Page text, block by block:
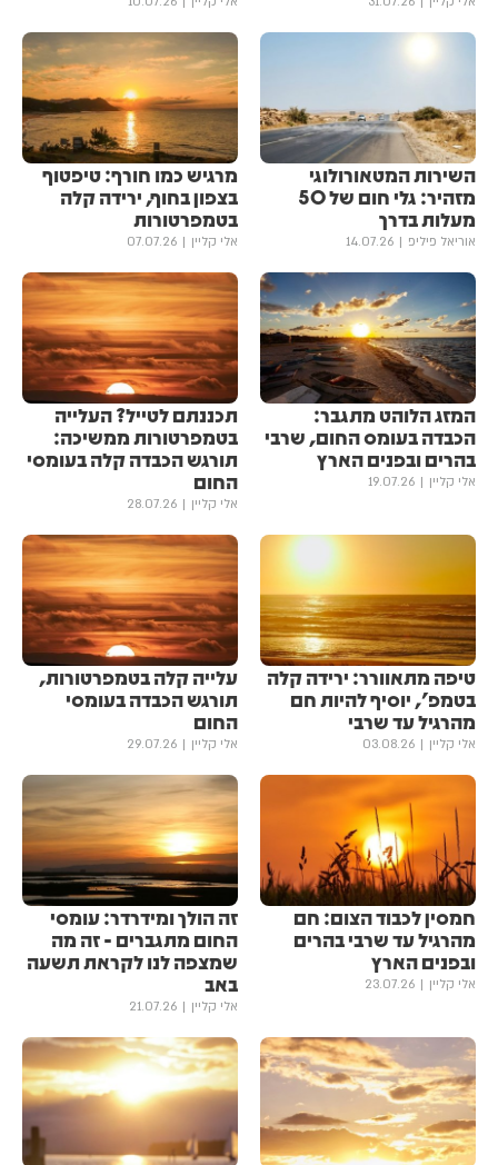
השירות המטאורולוגי
מזהיר: גלי חום של 50
מעלות בדרך
אוריאל פיליפ 14.07.26
מרגיש כמו חורף: טיפטוף
בצפון בחוף, ירידה קלה
בטמפרטורות
אלי קליין 07.07.26
המזג הלוהט מתגבר:
הכבדה בעומס החום, שרבי
בהרים ובפנים הארץ
אלי קליין 19.07.26
תכננתם לטייל? העלייה
בטמפרטורות ממשיכה:
תורגש הכבדה קלה בעומסי
החום
אלי קליין 28.07.26
טיפה מתאוורר: ירידה קלה
בטמפ', יוסיף להיות חם
מהרגיל עד שרבי
אלי קליין 03.08.26
עלייה קלה בטמפרטורות,
תורגש הכבדה בעומסי
החום
אלי קליין 29.07.26
חמסין לכבוד הצום: חם
מהרגיל עד שרבי בהרים
ובפנים הארץ
אלי קליין 23.07.26
זה הולך ומידרדר: עומסי
החום מתגברים - זה מה
שמצפה לנו לקראת תשעה
באב
אלי קליין 21.07.26